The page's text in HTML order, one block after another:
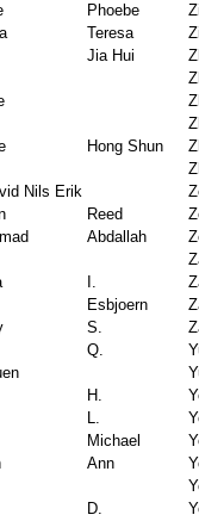
Phoebe
Teresa
Jia Hui
Hong Shun
Nils Erik
Reed
Abdallah
I.
Esbjoern
S.
Q.
H.
L.
Michael
Ann
D.